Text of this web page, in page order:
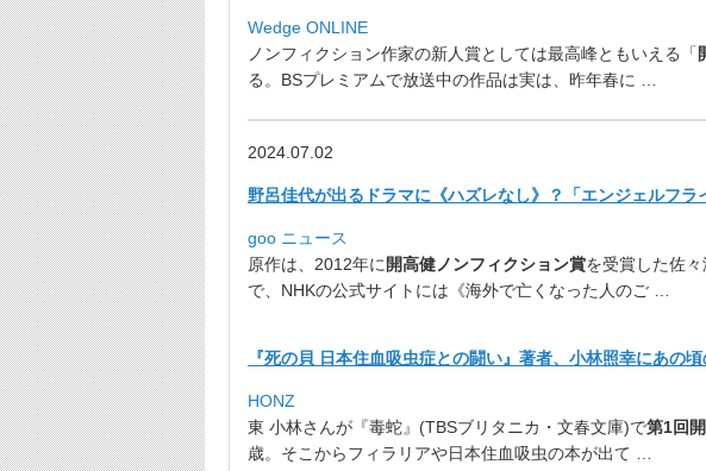
Wedge ONLINE
ノンフィクション作家の新人賞としては最高峰ともいえる「
る。 BSプレミアムで放送中の作品は実は、昨年春に …
2024.07.02
野呂佳代が出るドラマに《ハズレなし》？「エンジェルフラ
goo ニュース
原作は、2012年に 開高健ノンフィクション賞を受賞した佐々
で、NHKの公式サイトには《海外で亡くなった人のご …
『死の貝 日本住血吸虫症との闘い』著者、小林照幸にあの
HONZ
東 小林さんが『毒蛇』(TBSブリタニカ・文春文庫)で第1回
歳。 そこからフィラリアや日本住血吸虫の本が出て …